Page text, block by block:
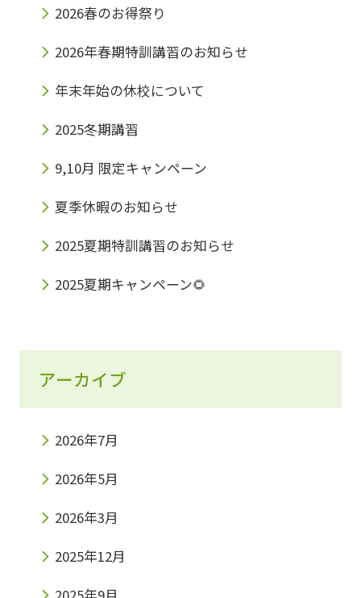
F「みらい個別 南茨木教室」Tell
072−665−9717 英検対策コースに続く↓ さて
よく耳にしませんか？そうです。世は大海賊時
代ならぬ、大英検時代なのです☠️ 『英検』こ
れ、持ってるとめっちゃ便利です！・入試結果
さらに、「英検2級」を持っていれば、大阪府
の公立高校入試で80％得点が保障されます！
もう気づいていて2017年度、入試での英検利
用者は344名だったのに対し2021年度では
2,290名に増えているのです。その数なんと7
倍です。 この時代の流れに乗り、みらい個別で
通いたい。・英語は大学入試や就活まで使える
ので早めに英検を取得したい。・他塾に通って
いるが、みらい個別の英検対策に興味があるな
2026春のお得祭り
2026年春期特訓講習のお知らせ
年末年始の休校について
2025冬期講習
9,10月 限定キャンペーン
夏季休暇のお知らせ
2025夏期特訓講習のお知らせ
2025夏期キャンペーン🌻
アーカイブ
2026年7月
2026年5月
2026年3月
2025年12月